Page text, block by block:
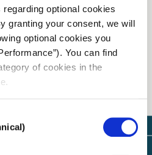
optional cookies
granting your consent, we will
optional cookies you
You can find
of cookies in the
τη διαδικτυακή εφαρμογή
19 στις 16 Μαρτίου 2020.
και να αναλύσει την
2 στην Ελλάδα και στον
χρήσιμο εργαλείο για το
τη δημοσιογραφική και
το iMEdD Lab από